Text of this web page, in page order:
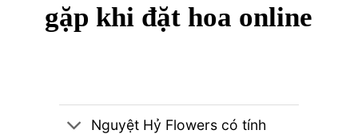
gặp khi đặt hoa online
Nguyệt Hỷ Flowers có tính